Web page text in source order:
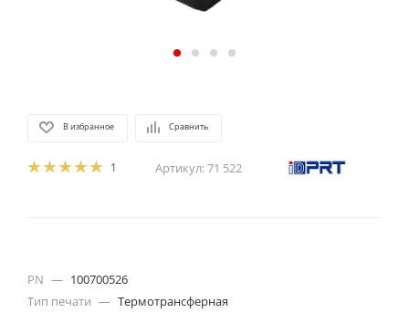
В избранное Сравнить
1 Артикул:71 522
PN — 100700526
Тип печати — Термотрансферная